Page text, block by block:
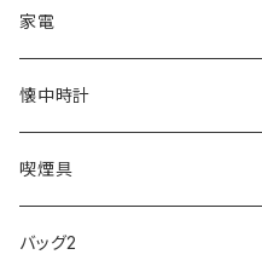
ZEPPELIN
SKAGEN
FOOTBALL WATCHES
ARCA FUTURA
ETTINGER
COACH
BVLGARI
VANQUISH
CALVIN KLEIN
DANIEL WELLINGTON
SWAROVSKI
VIVIENNE WESTWOOD
COLEMAN
MONTBLANC
Fashion Accessory Cllection
ISLAND
G GUSTO
GULLWING
LESPORTSAC
PRADA
BLOSSOM
MONDAINE
MAWA
その他
PELIKAN
CROSS
MONTBLANC
SWAROVSKI
FEUERHAND
CASIO
ERGO BABY
その他
AMOS
OMMIX
COACH
家電
CREATE
TORAY
OMRON
懐中時計
MONDAINE
喫煙具
ZIPPO
バッグ2